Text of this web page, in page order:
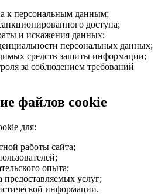
к персональным данным;
доступа;
и искажения данных;
персональных данных;
средств защиты информации;
за соблюдением требований
файлов cookie
для:
работы сайта;
опыта;
услуг;
информации.